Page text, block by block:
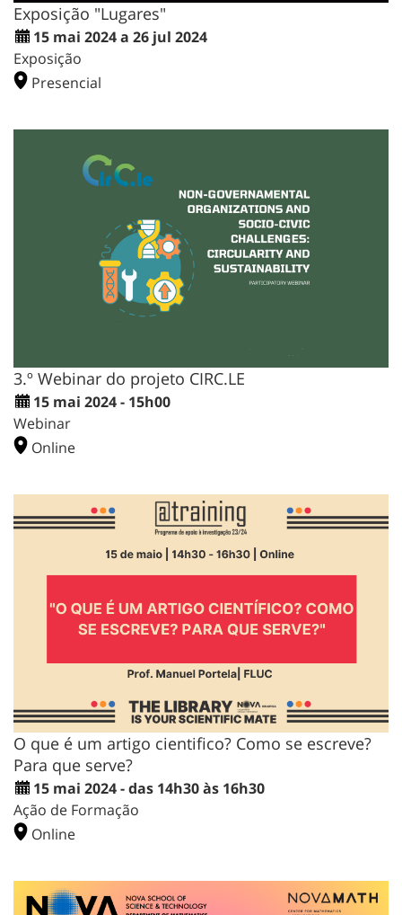
Exposição "Lugares"
15 mai 2024 a 26 jul 2024
Exposição
Presencial
3.º Webinar do projeto CIRC.LE
15 mai 2024 - 15h00
Webinar
Online
O que é um artigo cientifico? Como se escreve?
Para que serve?
15 mai 2024 - das 14h30 às 16h30
Ação de Formação
Online